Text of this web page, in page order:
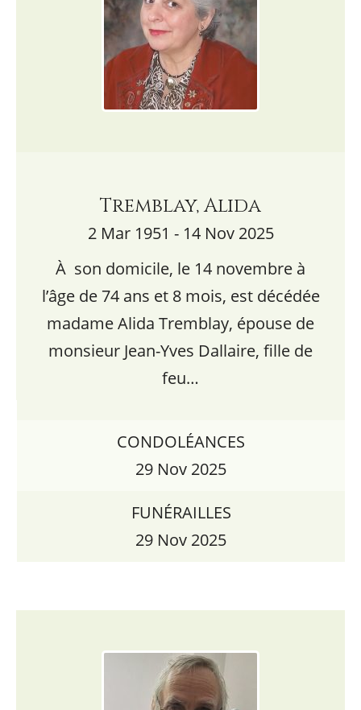
Tremblay, Alida
2 Mar 1951 - 14 Nov 2025
À son domicile, le 14 novembre à
l’âge de 74 ans et 8 mois, est décédée
madame Alida Tremblay, épouse de
monsieur Jean-Yves Dallaire, fille de
feu…
CONDOLÉANCES
29 Nov 2025
FUNÉRAILLES
29 Nov 2025